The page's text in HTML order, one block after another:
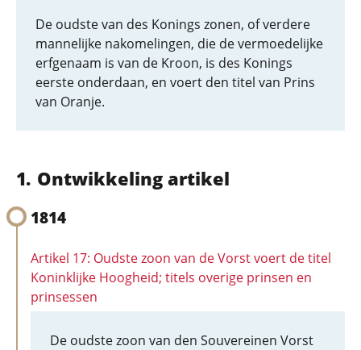
De oudste van des Konings zonen, of verdere
mannelijke nakomelingen, die de vermoedelijke
erfgenaam is van de Kroon, is des Konings
eerste onderdaan, en voert den titel van Prins
van Oranje.
Ontwikkeling artikel
1814
Artikel 17: Oudste zoon van de Vorst voert de titel
Koninklijke Hoogheid; titels overige prinsen en
prinsessen
De oudste zoon van den Souvereinen Vorst